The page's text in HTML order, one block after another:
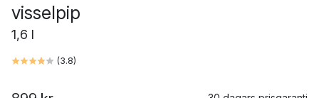
visselpip
1,6 l
(3.8)